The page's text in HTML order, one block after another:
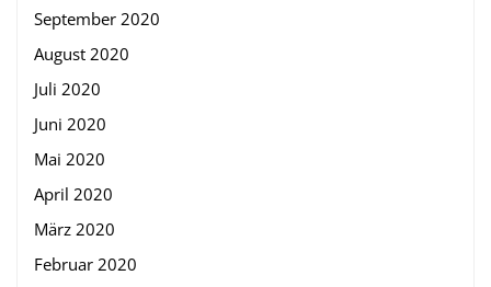
September 2020
August 2020
Juli 2020
Juni 2020
Mai 2020
April 2020
März 2020
Februar 2020